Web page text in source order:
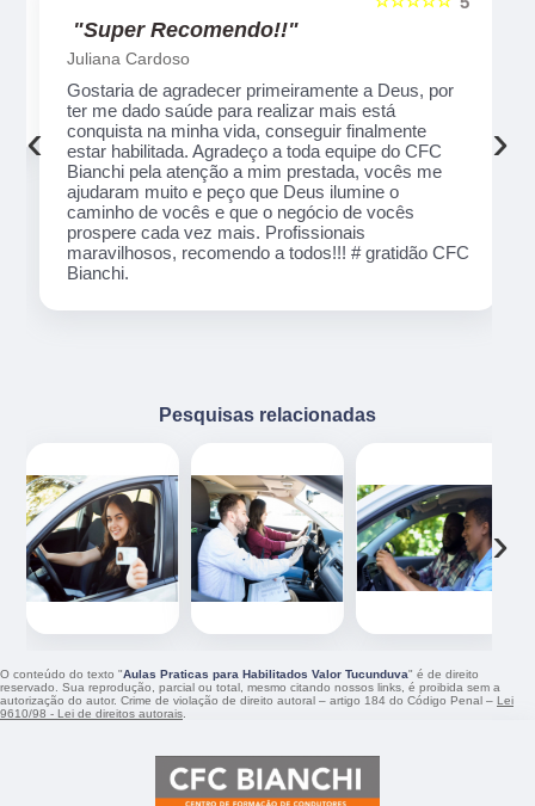
"Recomendo!!"
Alexsandro Sr
Um lugar muito bom, exelente atendimento ao
público em geral. Adorei, pessoal muito profissional
em tudo, excelentes instrutores, nota 1000!!
‹ ›
‹ ›
reservado. Sua reprodução, parcial ou total, mesmo citando nossos links, é proibida sem a
autorização do autor. Crime de violação de direito autoral – artigo 184 do Código Penal –
9610/98 - Lei de direitos autorais.